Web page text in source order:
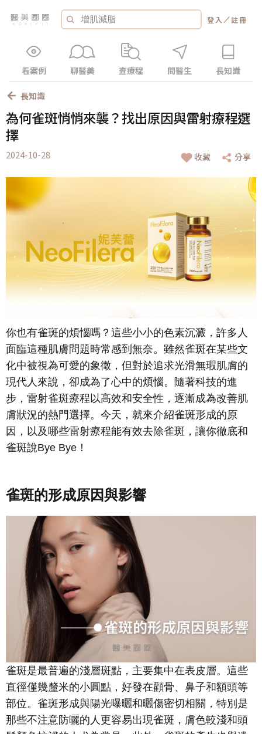
登入 ／註冊
看案例 聊醫美 查療程 問醫生 長知識
長知識
為何雀斑悄悄來襲？找出原因與雷射療程選
擇
2024-10-28 收藏 分享
你也有雀斑的煩惱嗎？這些小小的色素沉澱，許多人
面臨這種肌膚問題時常感到無奈。雖然雀斑在某些文
化中被視為可愛的象徵，但對於追求光滑無瑕肌膚的
現代人來說，卻成為了心中的煩惱。隨著科技的進
步，雷射雀斑療程以高效和安全性，逐漸成為改善肌
膚狀況的熱門選擇。今天，就來介紹雀斑形成的原
因，以及哪些雷射療程能有效去除雀斑，讓你徹底和
雀斑說Bye Bye！
雀斑的形成原因與影響
雀斑是最普遍的淺層斑點，主要集中在表皮層。這些
直徑僅幾釐米的小圓點，好發在顴骨、鼻子和額頭等
部位。雀斑形成與陽光曝曬和曬傷密切相關，特別是
那些不注意防曬的人更容易出現雀斑，膚色較淺和頭